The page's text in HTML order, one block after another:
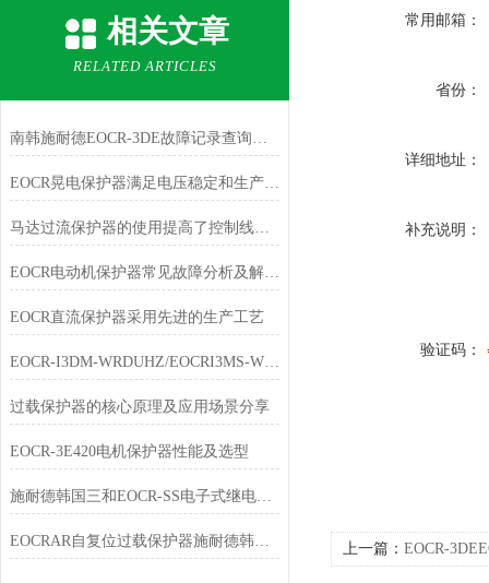
相关文章
RELATED ARTICLES
南韩施耐德EOCR-3DE故障记录查询方法
EOCR晃电保护器满足电压稳定和生产工艺要求
马达过流保护器的使用提高了控制线路的可靠性
EOCR电动机保护器常见故障分析及解决方法
EOCR直流保护器采用先进的生产工艺
EOCR-I3DM-WRDUHZ/EOCRI3MS-WRDUHZ施耐德原装电动机保护器简介
过载保护器的核心原理及应用场景分享
EOCR-3E420电机保护器性能及选型
施耐德韩国三和EOCR-SS电子式继电器规格说明
EOCRAR自复位过载保护器施耐德韩国三和SAMWHA
常用邮箱：
省份：
详细地址：
补充说明：
验证码：
上一篇： EOCR-